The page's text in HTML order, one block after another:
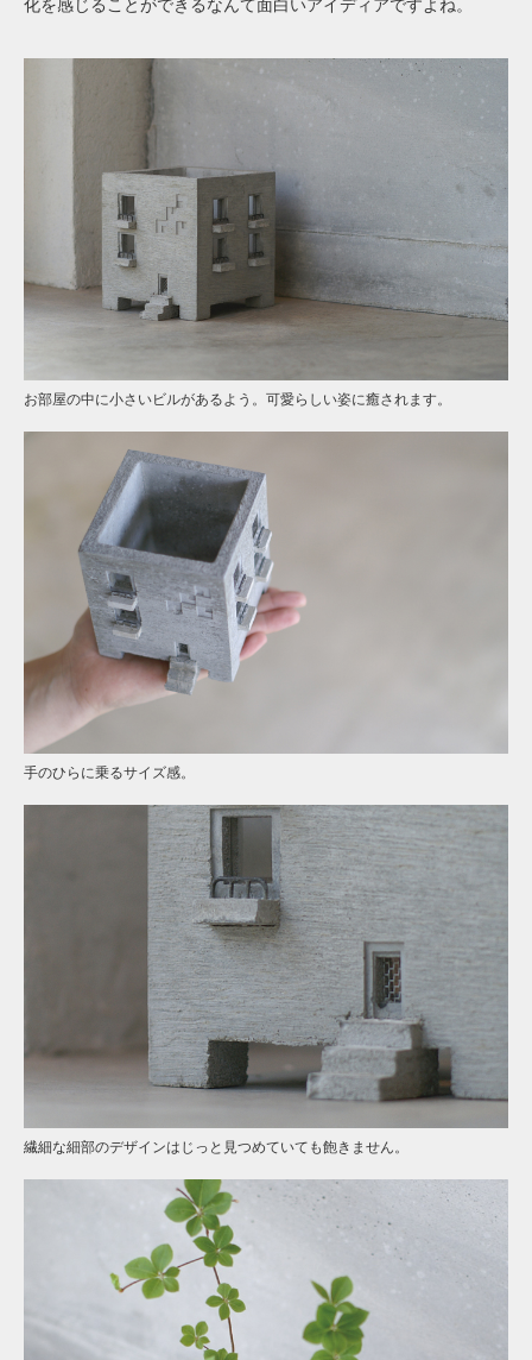
化を感じることができるなんて面白いアイディアですよね。
お部屋の中に小さいビルがあるよう。可愛らしい姿に癒されます。
手のひらに乗るサイズ感。
繊細な細部のデザインはじっと見つめていても飽きません。